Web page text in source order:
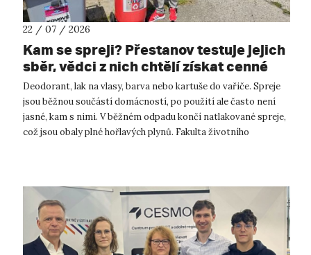
22 / 07 / 2026
Kam se spreji? Přestanov testuje jejich
sběr, vědci z nich chtějí získat cenné
kovy
Deodorant, lak na vlasy, barva nebo kartuše do vařiče. Spreje
jsou běžnou součástí domácností, po použití ale často není
jasné, kam s nimi. V běžném odpadu končí natlakované spreje,
což jsou obaly plné hořlavých plynů. Fakulta životního